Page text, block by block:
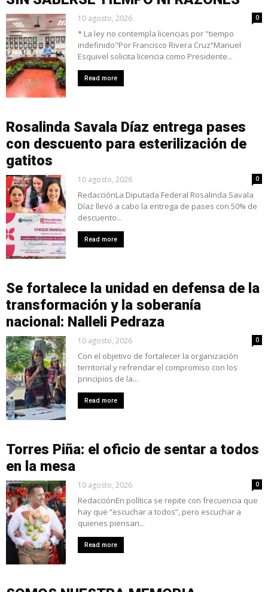
10 agosto, 2026 0
* La ley no contempla licencias por "tiempo
indefinido"Por Francisco Rivera Cruz“Manuel
Esquivel solicita licencia como Presidente...
Read more
Rosalinda Savala Díaz entrega pases
con descuento para esterilización de
gatitos
10 agosto, 2026 0
RedacciónLa Diputada Federal Rosalinda Savala
Díaz llevó a cabo la entrega de pases con 50% de
descuento...
Read more
Se fortalece la unidad en defensa de la
transformación y la soberanía
nacional: Nalleli Pedraza
10 agosto, 2026 0
Con el objetivo de fortalecer la organización
territorial y refrendar el compromiso con los
principios de la...
Read more
Torres Piña: el oficio de sentar a todos
en la mesa
10 agosto, 2026 0
RedacciónEn política se repite con frecuencia que
hay que “escuchar a todos”, pero escuchar a
quienes piensan...
Read more